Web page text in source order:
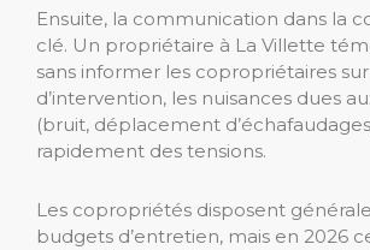
Ensuite, la communication dans la
clé. Un propriétaire à La Villette
sans informer les copropriétaires
d’intervention, les nuisances dues
(bruit, déplacement
rapidement des tensions.
Les copropriétés disposent
budgets d’entretien, mais en 2026